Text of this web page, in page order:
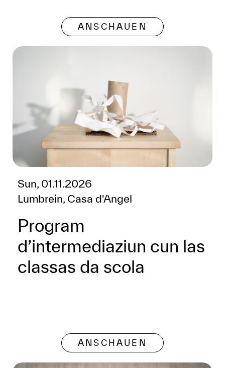
ANSCHAUEN
Sun, 01.11.2026
Lumbrein, Casa d'Angel
Program
d’intermediaziun cun las
classas da scola
ANSCHAUEN